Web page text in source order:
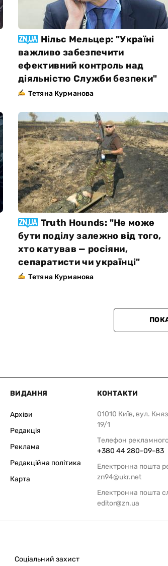
Нільс Мельцер: "Україні
важливо забезпечити
ефективний контроль над
діяльністю Служби безпеки"
Тетяна Курманова
Truth Hounds: "Не може
бути поділу залежно від того,
хто катував — росіяни,
сепаратисти чи українці"
Тетяна Курманова
ВИДАННЯ
Архіви
Редакція
Реклама
Редакційна політика
Карта
КОНТАКТИ
01010 Київ, вул.
19/1
Телефон рекламного
+380 44 280-09-83
Електронна пошта
zn94@ukr.net
Електронна пошта
editor@zn.ua
Соціальний захист